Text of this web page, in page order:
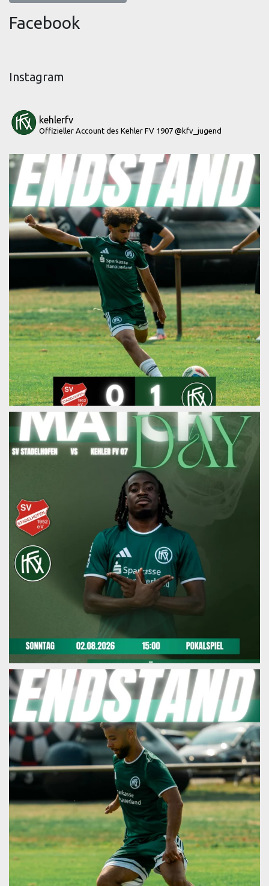
Facebook
Instagram
kehlerfv
Offizieller Account des Kehler FV 1907 @kfv_jugend